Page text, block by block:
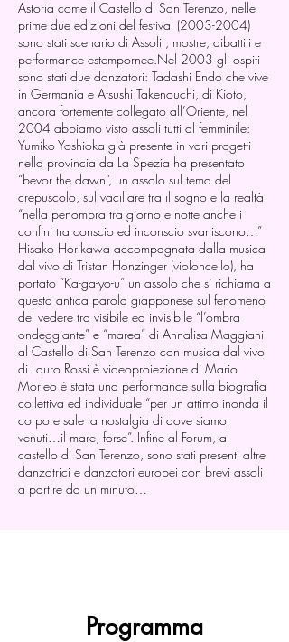
Astoria come il Castello di San Terenzo, nelle
prime due edizioni del festival (2003-2004)
sono stati scenario di Assoli , mostre, dibattiti e
performance estempornee.Nel 2003 gli ospiti
sono stati due danzatori: Tadashi Endo che vive
in Germania e Atsushi Takenouchi, di Kioto,
ancora fortemente collegato all’Oriente, nel
2004 abbiamo visto assoli tutti al femminile:
Yumiko Yoshioka già presente in vari progetti
nella provincia da La Spezia ha presentato
“bevor the dawn”, un assolo sul tema del
crepuscolo, sul vacillare tra il sogno e la realtà
“nella penombra tra giorno e notte anche i
confini tra conscio ed inconscio svaniscono…”
Hisako Horikawa accompagnata dalla musica
dal vivo di Tristan Honzinger (violoncello), ha
portato “Ka-ga-yo-u” un assolo che si richiama a
questa antica parola giapponese sul fenomeno
del vedere tra visibile ed invisibile “l’ombra
ondeggiante” e “marea” di Annalisa Maggiani
al Castello di San Terenzo con musica dal vivo
di Lauro Rossi è videoproiezione di Mario
Morleo è stata una performance sulla biografia
collettiva ed individuale “per un attimo inonda il
corpo e sale la nostalgia di dove siamo
venuti…il mare, forse”. Infine al Forum, al
castello di San Terenzo, sono stati presenti altre
danzatrici e danzatori europei con brevi assoli
a partire da un minuto…
Programma